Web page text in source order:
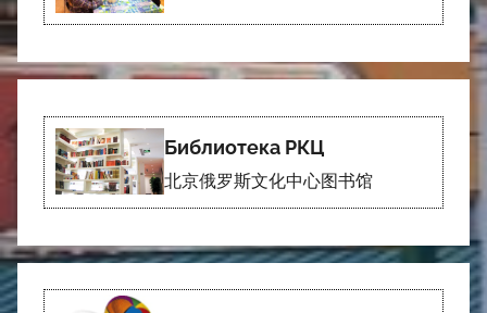
Библиотека РКЦ
北京俄罗斯文化中心图书馆